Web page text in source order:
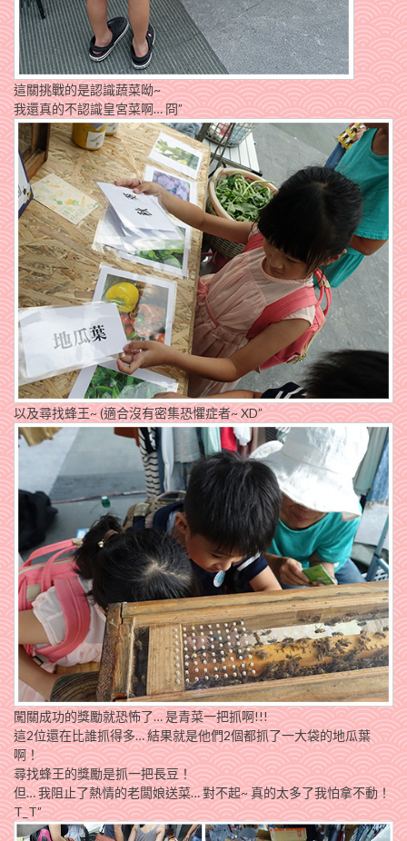
這關挑戰的是認識蔬菜呦~
我還真的不認識皇宮菜啊… 冏”
以及尋找蜂王~ (適合沒有密集恐懼症者~ XD”
闖關成功的獎勵就恐怖了… 是青菜一把抓啊!!!
這2位還在比誰抓得多… 結果就是他們2個都抓了一大袋的地瓜葉
啊！
尋找蜂王的獎勵是抓一把長豆！
但… 我阻止了熱情的老闆娘送菜… 對不起~ 真的太多了我怕拿不動！
T_T”